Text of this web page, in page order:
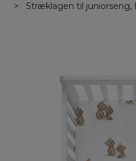
Stræklagen til juniorseng,